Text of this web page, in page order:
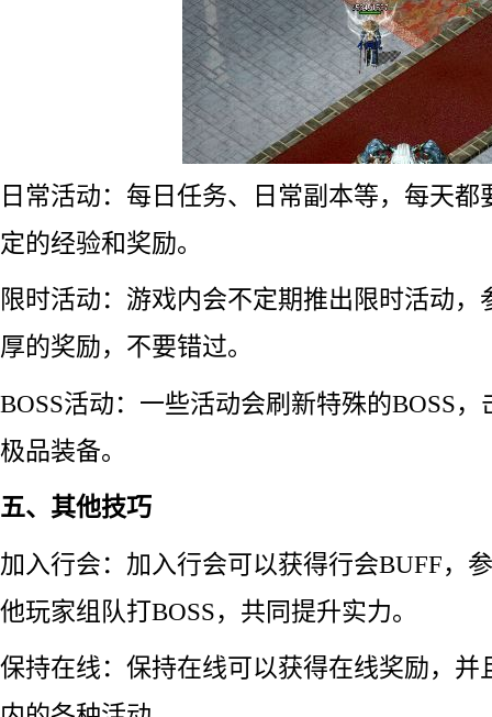
日常活动：每日任务、日常副本等，每天都
定的经验和奖励。
限时活动：游戏内会不定期推出限时活动，
厚的奖励，不要错过。
BOSS活动：一些活动会刷新特殊的BOSS，
极品装备。
五、其他技巧
加入行会：加入行会可以获得行会BUFF，
他玩家组队打BOSS，共同提升实力。
保持在线：保持在线可以获得在线奖励，并